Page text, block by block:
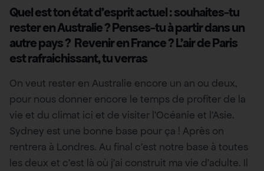
Quel est ton état d’esprit actuel : souhaites-tu
rester en Australie ? Penses-tu à partir dans un
autre pays ? Revenir en France ? L’air de Paris
est rafraichissant, tu verras
On veut rester en Australie encore un an ou deux,
pour nous donner encore le temps de profiter de la
vie et du climat ici et de visiter l’Océanie et l’Asie.
Sydney est une bonne base pour ça ! Après on
rentrera à Londres. Au final c’est notre base à toutes
les deux et c’est là où j’ai construit ma vie d’adulte. Il